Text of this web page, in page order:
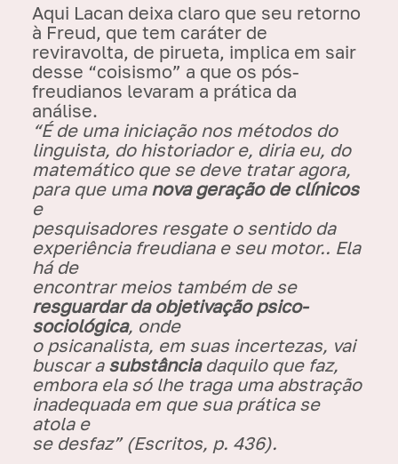
Aqui Lacan deixa claro que seu retorno
à Freud, que tem caráter de
reviravolta, de pirueta, implica em sair
desse “coisismo” a que os pós-
freudianos levaram a prática da
análise.
“É de uma iniciação nos métodos do
linguista, do historiador e, diria eu, do
matemático que se deve tratar agora,
para que uma nova geração de clínicos
e
pesquisadores resgate o sentido da
experiência freudianae seu motor.. Ela
há de
encontrar meios também de se
resguardar da objetivação psico-
sociológica, onde
o psicanalista, em suas incertezas, vai
buscar a substânciadaquilo que faz,
embora ela só lhe traga uma abstração
inadequada em que sua prática se
atola e
se desfaz” (Escritos, p. 436).